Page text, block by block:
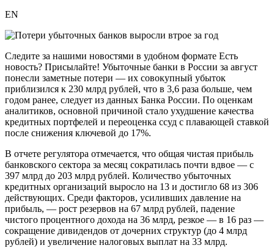
EN
Следите за нашими новостями в удобном формате Есть
новость? Присылайте! Убыточные банки в России за август
понесли заметные потери — их совокупный убыток
приблизился к 230 млрд рублей, что в 3,6 раза больше, чем
годом ранее, следует из данных Банка России. По оценкам
аналитиков, основной причиной стало ухудшение качества
кредитных портфелей и переоценка ссуд с плавающей ставкой
после снижения ключевой до 17%.
В отчете регулятора отмечается, что общая чистая прибыль
банковского сектора за месяц сократилась почти вдвое — с
397 млрд до 203 млрд рублей. Количество убыточных
кредитных организаций выросло на 13 и достигло 68 из 306
действующих. Среди факторов, усиливших давление на
прибыль, — рост резервов на 67 млрд рублей, падение
чистого процентного дохода на 36 млрд, резкое — в 16 раз —
сокращение дивидендов от дочерних структур (до 4 млрд
рублей) и увеличение налоговых выплат на 33 млрд.